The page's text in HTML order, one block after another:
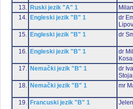
13. Ruski jezik "A" 1
14.
Engleski jezik "B" 1
dr
15.
Engleski jezik "B" 1 dr
16. Engleski jezik "B" 1
dr
17.
Nemački jezik "B" 1
dr
18.
Nemački jezik "B" 1 mr
19. Francuski jezik "B" 1